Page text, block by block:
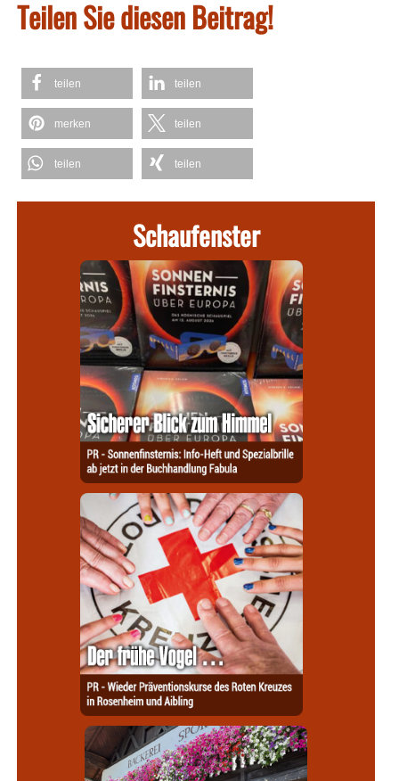
Teilen Sie diesen Beitrag!
teilen teilen
merken teilen
teilen teilen
Schaufenster